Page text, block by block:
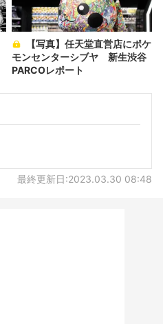
モンセンターシブヤ 新生渋谷
PARCOレポート
最終更新日:2023.03.30 08:48